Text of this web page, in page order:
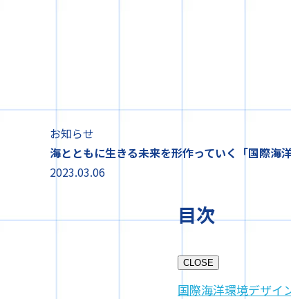
お知らせ
海とともに生きる未来を形作っていく「国際
2023.03.06
目次
CLOSE
国際海洋環境デザ